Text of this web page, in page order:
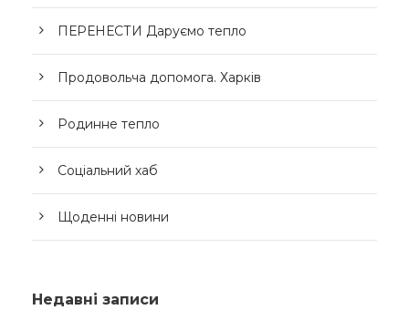
ПЕРЕНЕСТИ Даруємо тепло
Продовольча допомога. Харків
Родинне тепло
Соціальний хаб
Щоденні новини
Недавні записи